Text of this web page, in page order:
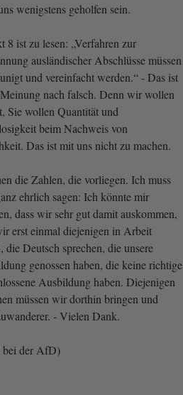
wenigstens geholfen sein.
8 ist zu lesen: „Verfahren zur
ausländischer Abschlüsse müssen
und vereinfacht werden.“ - Das ist
nach falsch. Denn wir wollen
Sie wollen Quantität und
beim Nachweis von
Das ist mit uns nicht zu machen.
die Zahlen, die vorliegen. Ich muss
ehrlich sagen: Ich könnte mir
dass wir sehr gut damit auskommen,
erst einmal diejenigen in Arbeit
die Deutsch sprechen, die unsere
genossen haben, die keine richtige
Ausbildung haben. Diejenigen
müssen wir dorthin bringen und
- Vielen Dank.
der AfD)